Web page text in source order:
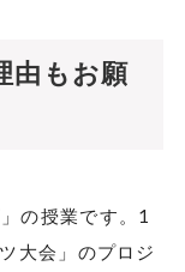
由もお願
の授業です。1
大会」のプロジ